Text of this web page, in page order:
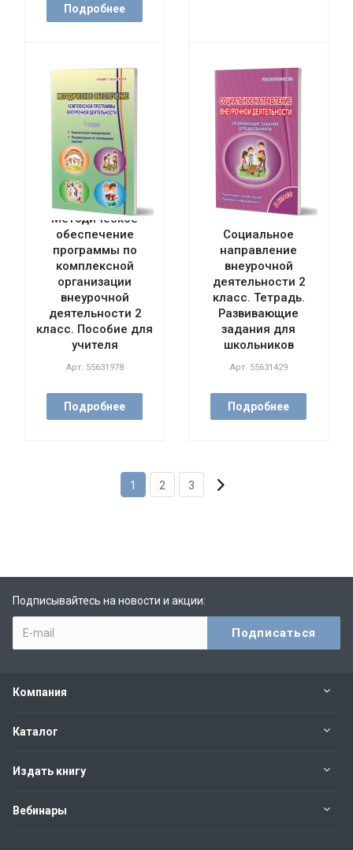
Подробнее
Методическое
обеспечение
программы по
комплексной
организации
внеурочной
деятельности 2
класс. Пособие для
учителя
Арт. 55631978
Подробнее
Социальное
направление
внеурочной
деятельности 2
класс. Тетрадь.
Развивающие
задания для
школьников
Арт. 55631429
Подробнее
1 2 3
Подписывайтесь на новости и акции:
Компания
Каталог
Издать книгу
Вебинары